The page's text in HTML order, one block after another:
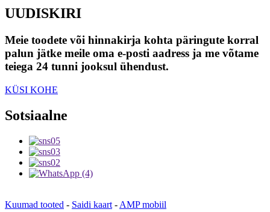
UUDISKIRI
Meie toodete või hinnakirja kohta päringute korral
palun jätke meile oma e-posti aadress ja me võtame
teiega 24 tunni jooksul ühendust.
KÜSI KOHE
Sotsiaalne
Kuumad tooted - Saidi kaart - AMP mobiil